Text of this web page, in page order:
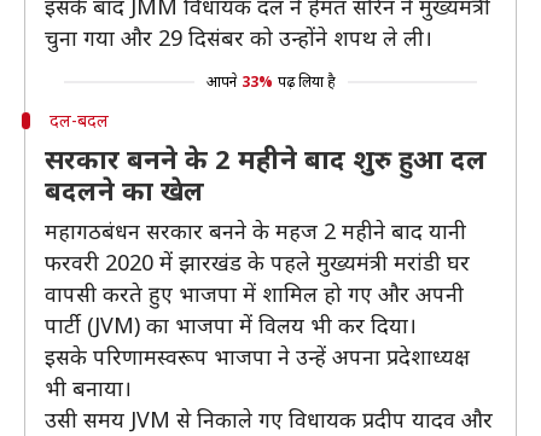
इसके बाद JMM विधायक दल ने हेमंत सोरेन ने मुख्यमंत्री
चुना गया और 29 दिसंबर को उन्होंने शपथ ले ली।
आपने 33% पढ़ लिया है
दल-बदल
सरकार बनने के 2 महीने बाद शुरु हुआ दल
बदलने का खेल
महागठबंधन सरकार बनने के महज 2 महीने बाद यानी
फरवरी 2020 में झारखंड के पहले मुख्यमंत्री मरांडी घर
वापसी करते हुए भाजपा में शामिल हो गए और अपनी
पार्टी (JVM) का भाजपा में विलय भी कर दिया।
इसके परिणामस्वरूप भाजपा ने उन्हें अपना प्रदेशाध्यक्ष
भी बनाया।
उसी समय JVM से निकाले गए विधायक प्रदीप यादव और